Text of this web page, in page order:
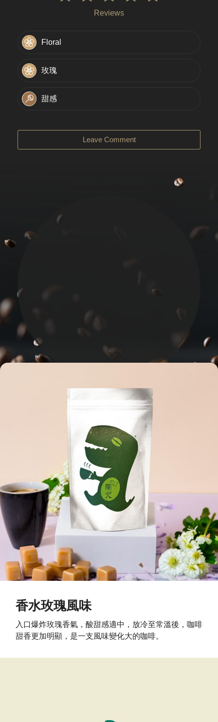
Reviews
Floral
玫瑰
甜感
Leave Comment
香水玫瑰風味
入口爆炸玫瑰香氣，酸甜感適中，放冷至常溫後，咖啡
甜香更加明顯，是一支風味變化大的咖啡。